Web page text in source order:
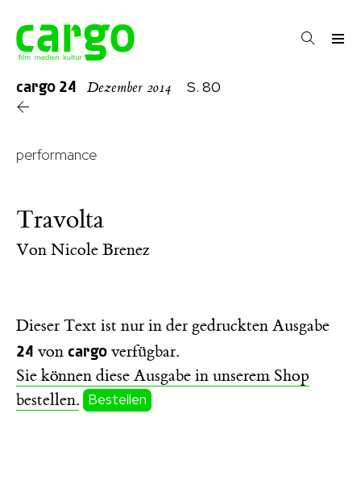
cargo 24 Dezember 2014 S. 80
performance
Travolta
Von Nicole Brenez
Dieser Text ist nur in der gedruckten Ausgabe
24 von cargo verfügbar.
Sie können diese Ausgabe in unserem Shop
bestellen. Bestellen